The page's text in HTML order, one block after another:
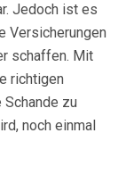
Jedoch ist es
Versicherungen
schaffen. Mit
richtigen
zu
noch einmal